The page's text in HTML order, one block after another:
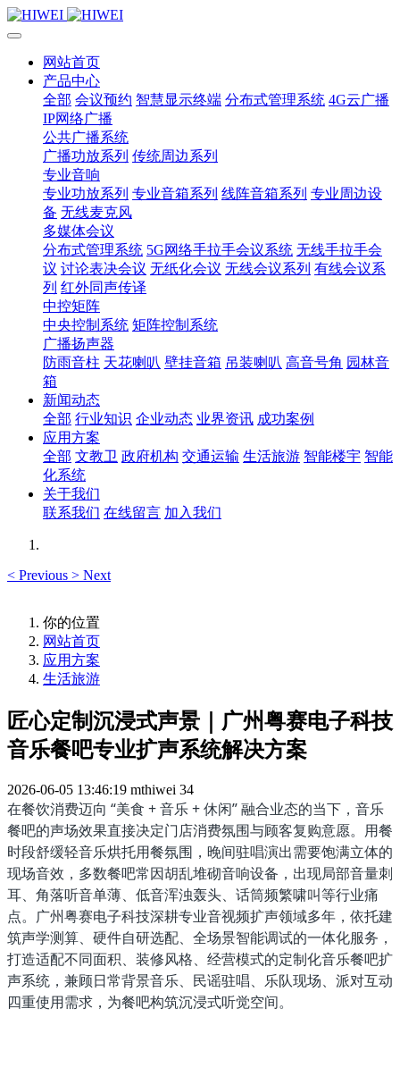
网站首页
产品中心
全部 会议预约 智慧显示终端 分布式管理系统 4G云广播
IP网络广播
公共广播系统
广播功放系列 传统周边系列
专业音响
专业功放系列 专业音箱系列 线阵音箱系列 专业周边设
备 无线麦克风
多媒体会议
分布式管理系统 5G网络手拉手会议系统 无线手拉手会
议 讨论表决会议 无纸化会议 无线会议系列 有线会议系
列 红外同声传译
中控矩阵
中央控制系统 矩阵控制系统
广播扬声器
防雨音柱 天花喇叭 壁挂音箱 吊装喇叭 高音号角 园林音
箱
新闻动态
全部 行业知识 企业动态 业界资讯 成功案例
应用方案
全部 文教卫 政府机构 交通运输 生活旅游 智能楼宇 智能
化系统
关于我们
联系我们 在线留言 加入我们
< Previous > Next
你的位置
网站首页
应用方案
生活旅游
匠心定制沉浸式声景｜广州粤赛电子科技
音乐餐吧专业扩声系统解决方案
2026-06-05 13:46:19 mthiwei 34
在餐饮消费迈向 “美食 + 音乐 + 休闲” 融合业态的当下，音乐
餐吧的声场效果直接决定门店消费氛围与顾客复购意愿。用餐
时段舒缓轻音乐烘托用餐氛围，晚间驻唱演出需要饱满立体的
现场音效，多数餐吧常因胡乱堆砌音响设备，出现局部音量刺
耳、角落听音单薄、低音浑浊轰头、话筒频繁啸叫等行业痛
点。广州粤赛电子科技深耕专业音视频扩声领域多年，依托建
筑声学测算、硬件自研选配、全场景智能调试的一体化服务，
打造适配不同面积、装修风格、经营模式的定制化音乐餐吧扩
声系统，兼顾日常背景音乐、民谣驻唱、乐队现场、派对互动
四重使用需求，为餐吧构筑沉浸式听觉空间。